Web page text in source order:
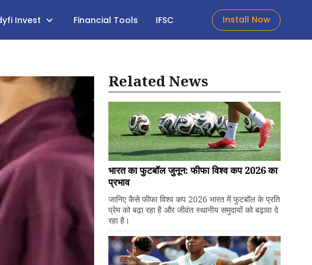
Invest Financial Tools IFSC Install Now
Related News
भारत का फुटबॉल जुनून: फीफा विश्व कप 2026 का
प्रभाव
जानिए कैसे फीफा विश्व कप 2026 भारत में फुटबॉल के प्रति
प्रेम को बढ़ा रहा है और जीवंत स्थानीय समुदायों को बढ़ावा दे
रहा है।